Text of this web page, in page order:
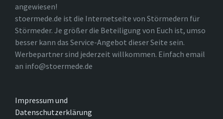
angewiesen!
stoermede.de ist die Internetseite von Störmedern für
Störmeder. Je größer die Beteiligung von Euch ist, umso
besser kann das Service-Angebot dieser Seite sein.
Werbepartner sind jederzeit willkommen. Einfach email
an info@stoermede.de
Impressum und
Datenschutzerklärung